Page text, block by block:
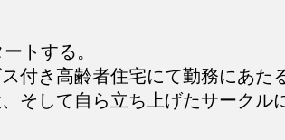
トする。
付き高齢者住宅にて勤務にあた
そして自ら立ち上げたサークル